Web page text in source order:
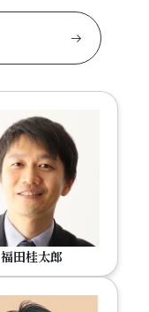
福田桂太郎